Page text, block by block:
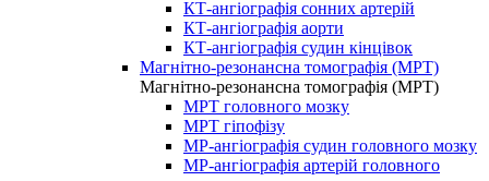
КТ-ангіографія сонних артерій
КТ-ангіографія аорти
КТ-ангіографія судин кінцівок
Магнітно-резонансна томографія (МРТ)
Магнітно-резонансна томографія (МРТ)
МРТ головного мозку
МРТ гіпофізу
МР-ангіографія судин головного мозку
МР-ангіографія артерій головного